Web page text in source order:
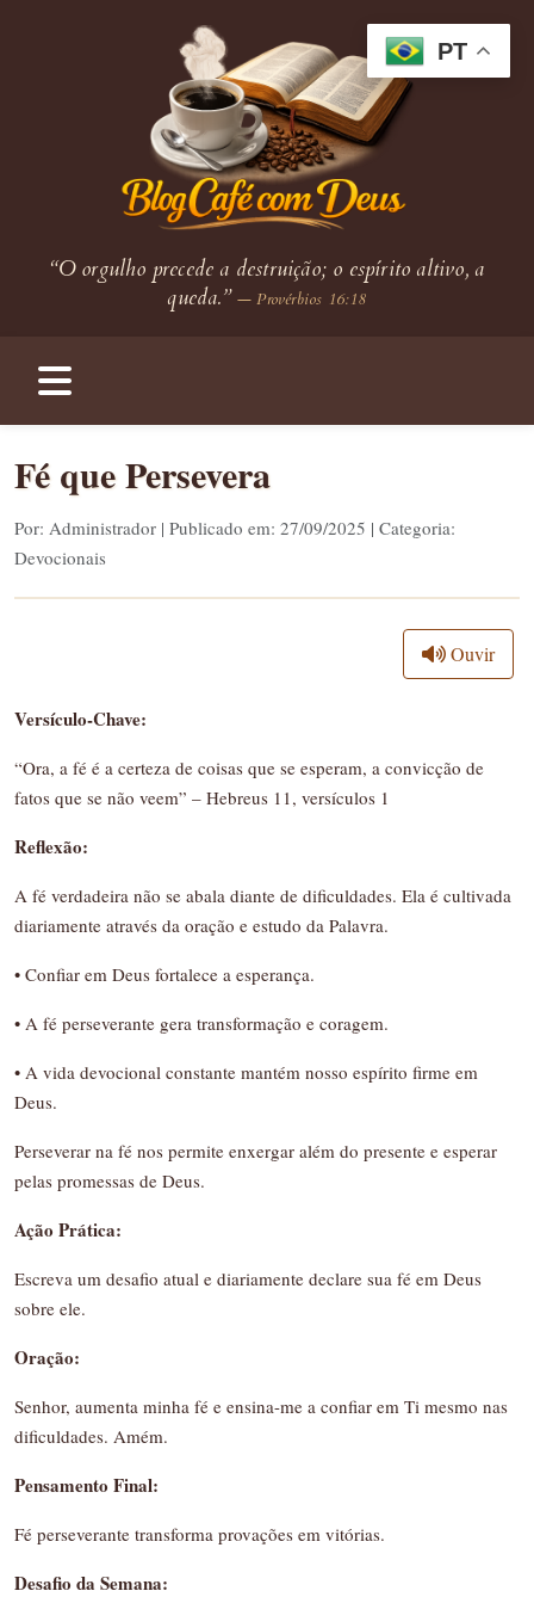
PT
“O orgulho precede a destruição; o espírito altivo, a
queda.” — Provérbios 16:18
Fé que Persevera
Por: Administrador | Publicado em: 27/09/2025 | Categoria:
Devocionais
Ouvir
Versículo-Chave:
“Ora, a fé é a certeza de coisas que se esperam, a convicção de
fatos que se não veem” – Hebreus 11, versículos 1
Reflexão:
A fé verdadeira não se abala diante de dificuldades. Ela é cultivada
diariamente através da oração e estudo da Palavra.
• Confiar em Deus fortalece a esperança.
• A fé perseverante gera transformação e coragem.
• A vida devocional constante mantém nosso espírito firme em
Deus.
Perseverar na fé nos permite enxergar além do presente e esperar
pelas promessas de Deus.
Ação Prática:
Escreva um desafio atual e diariamente declare sua fé em Deus
sobre ele.
Oração:
Senhor, aumenta minha fé e ensina-me a confiar em Ti mesmo nas
dificuldades. Amém.
Pensamento Final:
Fé perseverante transforma provações em vitórias.
Desafio da Semana: